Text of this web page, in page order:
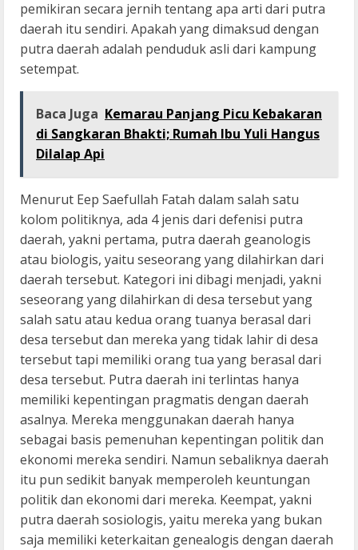
pemikiran secara jernih tentang apa arti dari putra
daerah itu sendiri. Apakah yang dimaksud dengan
putra daerah adalah penduduk asli dari kampung
setempat.
Baca Juga Kemarau Panjang Picu Kebakaran
di Sangkaran Bhakti; Rumah Ibu Yuli Hangus
Dilalap Api
Menurut Eep Saefullah Fatah dalam salah satu
kolom politiknya, ada 4 jenis dari defenisi putra
daerah, yakni pertama, putra daerah geanologis
atau biologis, yaitu seseorang yang dilahirkan dari
daerah tersebut. Kategori ini dibagi menjadi, yakni
seseorang yang dilahirkan di desa tersebut yang
salah satu atau kedua orang tuanya berasal dari
desa tersebut dan mereka yang tidak lahir di desa
tersebut tapi memiliki orang tua yang berasal dari
desa tersebut. Putra daerah ini terlintas hanya
memiliki kepentingan pragmatis dengan daerah
asalnya. Mereka menggunakan daerah hanya
sebagai basis pemenuhan kepentingan politik dan
ekonomi mereka sendiri. Namun sebaliknya daerah
itu pun sedikit banyak memperoleh keuntungan
politik dan ekonomi dari mereka. Keempat, yakni
putra daerah sosiologis, yaitu mereka yang bukan
saja memiliki keterkaitan genealogis dengan daerah